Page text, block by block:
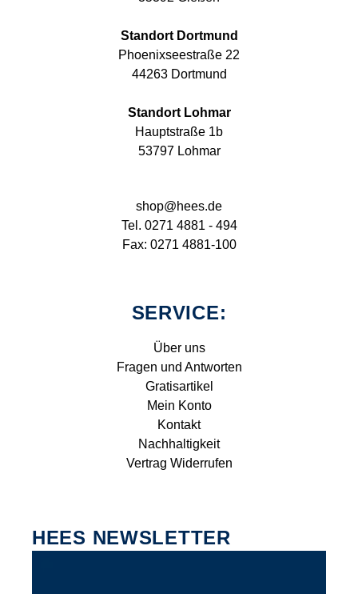
Standort Dortmund
Phoenixseestraße 22
44263 Dortmund
Standort Lohmar
Hauptstraße 1b
53797 Lohmar
shop@hees.de
Tel. 0271 4881 - 494
Fax: 0271 4881-100
SERVICE:
Über uns
Fragen und Antworten
Gratisartikel
Mein Konto
Kontakt
Nachhaltigkeit
Vertrag Widerrufen
HEES NEWSLETTER